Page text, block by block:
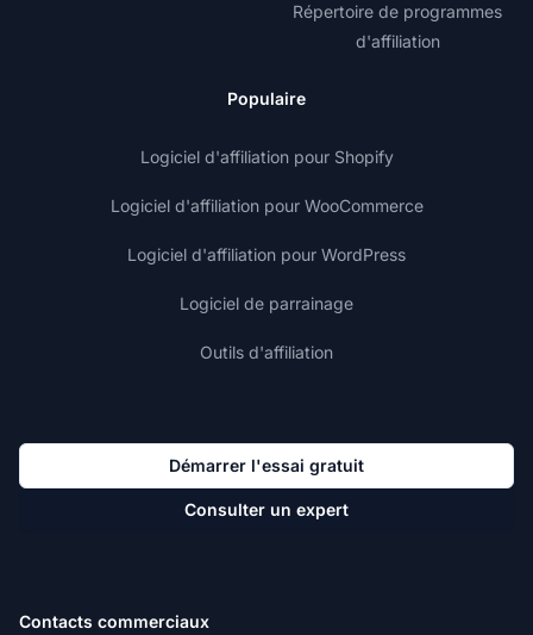
Répertoire de programmes
d'affiliation
Populaire
Logiciel d'affiliation pour Shopify
Logiciel d'affiliation pour WooCommerce
Logiciel d'affiliation pour WordPress
Logiciel de parrainage
Outils d'affiliation
Démarrer l'essai gratuit
Consulter un expert
Contacts commerciaux